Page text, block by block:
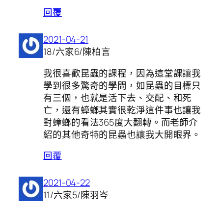
回覆
2021-04-21
18/六家6/陳柏言
我很喜歡昆蟲的課程，因為這堂課讓我
學到很多驚奇的學問，如昆蟲的目標只
有三個，也就是活下去、交配、和死
亡，還有蟑螂其實很乾淨這件事也讓我
對蟑螂的看法365度大翻轉。而老師介
紹的其他奇特的昆蟲也讓我大開眼界。
回覆
2021-04-22
11/六家5/陳羽岑